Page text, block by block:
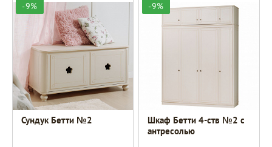
-9%
Сундук Бетти №2
-9%
Шкаф Бетти 4-ств №2 с
антресолью